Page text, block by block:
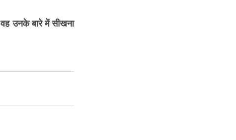
उनके बारे में सीखना